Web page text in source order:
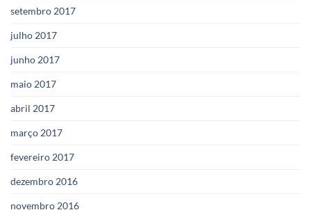
setembro 2017
julho 2017
junho 2017
maio 2017
abril 2017
março 2017
fevereiro 2017
dezembro 2016
novembro 2016